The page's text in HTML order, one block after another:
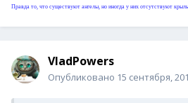
Правда то, что существуют ангелы, но иногда у них отсутствуют
VladPowers
Опубликовано 15 сентября,